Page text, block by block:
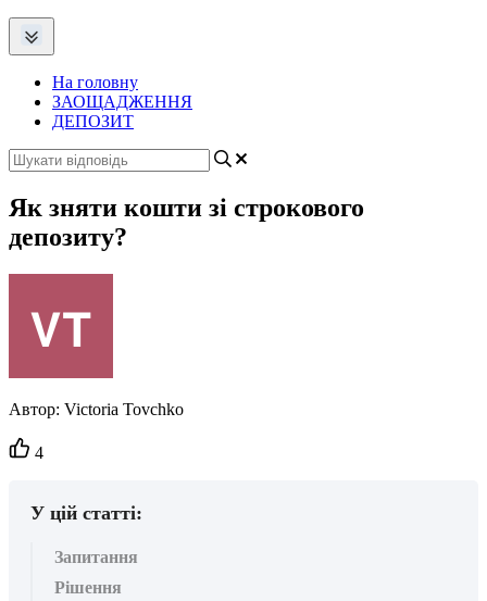
На головну
ЗАОЩАДЖЕННЯ
ДЕПОЗИТ
Як зняти кошти зі строкового
депозиту?
Автор: Victoria Tovchko
Кількість
вподобайок:
4
У цій статті:
Запитання
Рішення